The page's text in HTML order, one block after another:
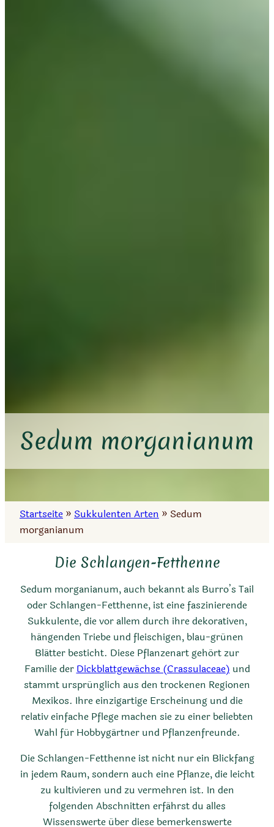
Sedum morganianum
Startseite » Sukkulenten Arten » Sedum
morganianum
Die Schlangen-Fetthenne
Sedum morganianum, auch bekannt als Burro’s Tail
oder Schlangen-Fetthenne, ist eine faszinierende
Sukkulente, die vor allem durch ihre dekorativen,
hängenden Triebe und fleischigen, blau-grünen
Blätter besticht. Diese Pflanzenart gehört zur
Familie der Dickblattgewächse (Crassulaceae) und
stammt ursprünglich aus den trockenen Regionen
Mexikos. Ihre einzigartige Erscheinung und die
relativ einfache Pflege machen sie zu einer beliebten
Wahl für Hobbygärtner und Pflanzenfreunde.
Die Schlangen-Fetthenne ist nicht nur ein Blickfang
in jedem Raum, sondern auch eine Pflanze, die leicht
zu kultivieren und zu vermehren ist. In den
folgenden Abschnitten erfährst du alles
Wissenswerte über diese bemerkenswerte